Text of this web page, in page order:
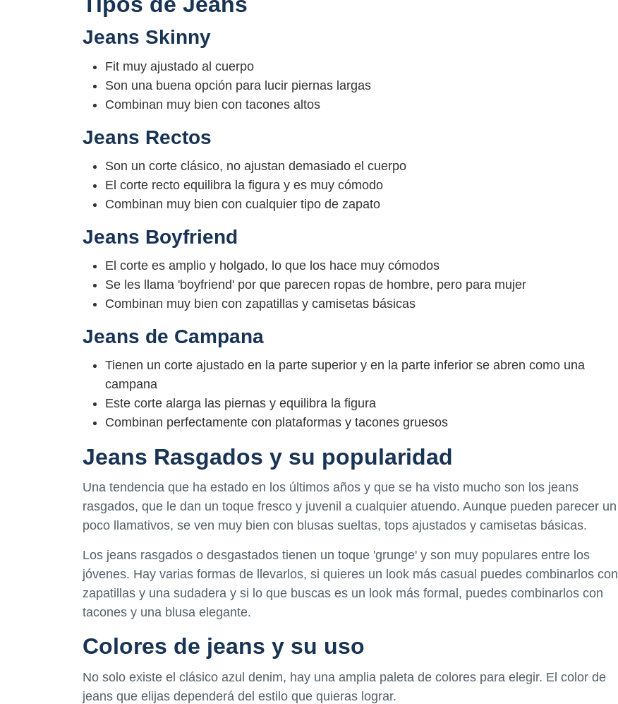
Jeans Skinny
Fit muy ajustado al cuerpo
Son una buena opción para lucir piernas largas
Combinan muy bien con tacones altos
Jeans Rectos
Son un corte clásico, no ajustan demasiado el cuerpo
El corte recto equilibra la figura y es muy cómodo
Combinan muy bien con cualquier tipo de zapato
Jeans Boyfriend
El corte es amplio y holgado, lo que los hace muy cómodos
Se les llama 'boyfriend' por que parecen ropas de hombre, pero para mujer
Combinan muy bien con zapatillas y camisetas básicas
Jeans de Campana
Tienen un corte ajustado en la parte superior y en la parte inferior se abren como una
campana
Este corte alarga las piernas y equilibra la figura
Combinan perfectamente con plataformas y tacones gruesos
Jeans Rasgados y su popularidad
Una tendencia que ha estado en los últimos años y que se ha visto mucho son los jeans
rasgados, que le dan un toque fresco y juvenil a cualquier atuendo. Aunque pueden parecer un
poco llamativos, se ven muy bien con blusas sueltas, tops ajustados y camisetas básicas.
Los jeans rasgados o desgastados tienen un toque 'grunge' y son muy populares entre los
jóvenes. Hay varias formas de llevarlos, si quieres un look más casual puedes combinarlos con
zapatillas y una sudadera y si lo que buscas es un look más formal, puedes combinarlos con
tacones y una blusa elegante.
Colores de jeans y su uso
No solo existe el clásico azul denim, hay una amplia paleta de colores para elegir. El color de
jeans que elijas dependerá del estilo que quieras lograr.